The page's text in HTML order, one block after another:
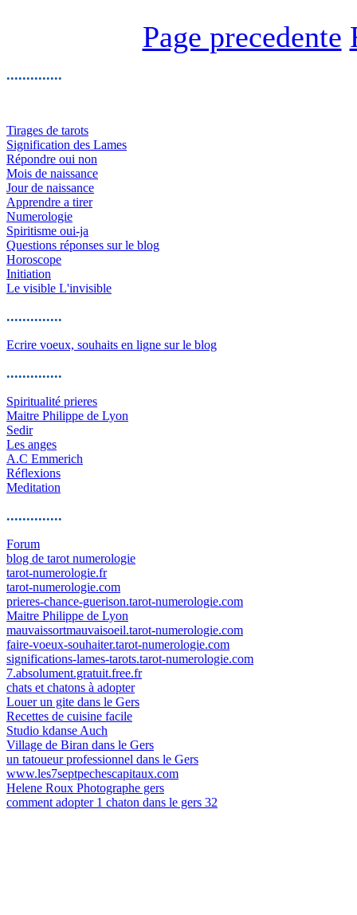
Page precedente
..............
Tirages de tarots
Signification des Lames
Répondre oui non
Mois de naissance
Jour de naissance
Apprendre a tirer
Numerologie
Spiritisme oui-ja
Questions réponses sur le blog
Horoscope
Initiation
Le visible L'invisible
..............
Ecrire voeux, souhaits en ligne sur le blog
..............
Spiritualité prieres
Maitre Philippe de Lyon
Sedir
Les anges
A.C Emmerich
Réflexions
Meditation
..............
Forum
blog de tarot numerologie
tarot-numerologie.fr
tarot-numerologie.com
prieres-chance-guerison.tarot-numerologie.com
Maitre Philippe de Lyon
mauvaissortmauvaisoeil.tarot-numerologie.com
faire-voeux-souhaiter.tarot-numerologie.com
significations-lames-tarots.tarot-numerologie.com
7.absolument.gratuit.free.fr
chats et chatons à adopter
Louer un gite dans le Gers
Recettes de cuisine facile
Studio kdanse Auch
Village de Biran dans le Gers
un tatoueur professionnel dans le Gers
www.les7septpechescapitaux.com
Helene Roux Photographe gers
comment adopter 1 chaton dans le gers 32